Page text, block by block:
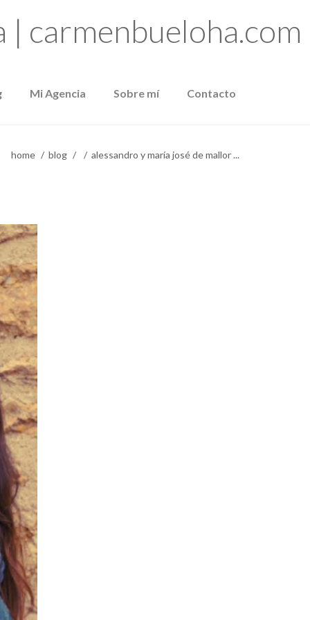
Mi Agencia Sobre mí Contacto
home blog alessandro y maría josé de mallor ...